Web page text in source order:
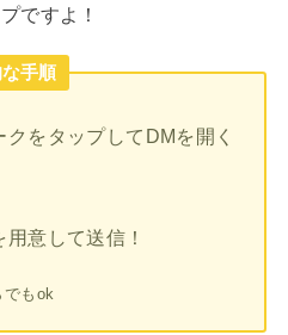
ですよ！
手順
をタップしてDMを開く
意して送信！
でもok